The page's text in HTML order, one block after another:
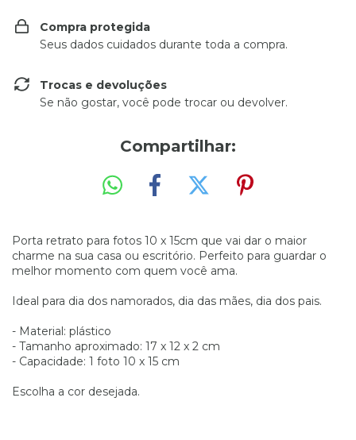
Compra protegida
Seus dados cuidados durante toda a compra.
Trocas e devoluções
Se não gostar, você pode trocar ou devolver.
Compartilhar:
Porta retrato para fotos 10 x 15cm que vai dar o maior
charme na sua casa ou escritório. Perfeito para guardar o
melhor momento com quem você ama.
Ideal para dia dos namorados, dia das mães, dia dos pais.
- Material: plástico
- Tamanho aproximado: 17 x 12 x 2 cm
- Capacidade: 1 foto 10 x 15 cm
Escolha a cor desejada.